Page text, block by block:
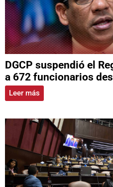
DGCP suspendió el
a 672 funcionarios
Leer más